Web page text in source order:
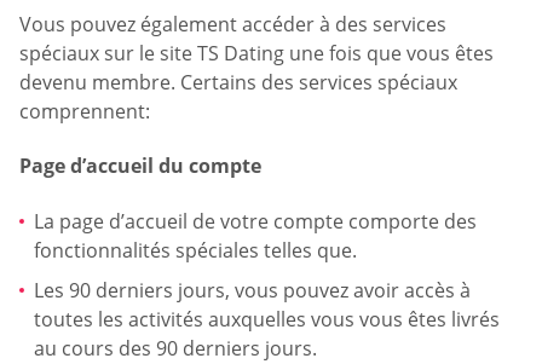
Vous pouvez également accéder à des services
spéciaux sur le site TS Dating une fois que vous êtes
devenu membre. Certains des services spéciaux
comprennent:
Page d’accueil du compte
La page d’accueil de votre compte comporte des
fonctionnalités spéciales telles que.
Les 90 derniers jours, vous pouvez avoir accès à
toutes les activités auxquelles vous vous êtes livrés
au cours des 90 derniers jours.